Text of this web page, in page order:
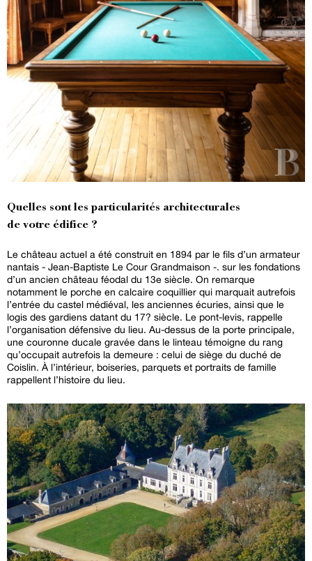
Quelles sont les particularités architecturales
de votre édifice ?
Le château actuel a été construit en 1894 par le fils d’un armateur
nantais - Jean-Baptiste Le Cour Grandmaison -. sur les fondations
d’un ancien château féodal du 13e siècle. On remarque
notamment le porche en calcaire coquillier qui marquait autrefois
l’entrée du castel médiéval, les anciennes écuries, ainsi que le
logis des gardiens datant du 17? siècle. Le pont-levis, rappelle
l’organisation défensive du lieu. Au-dessus de la porte principale,
une couronne ducale gravée dans le linteau témoigne du rang
qu’occupait autrefois la demeure : celui de siège du duché de
Coislin. À l’intérieur, boiseries, parquets et portraits de famille
rappellent l’histoire du lieu.